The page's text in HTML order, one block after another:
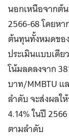
นอกเหนือจากต้
2566-68 โดยห
ต้นทุนทั้งหมดขอ
ประเมินแบบเดี
โน้มลดลงจาก
บาท/MMBTU แ
ลำดับ จะส่งผลใ
4.14% ในปี
ตามลำดับ